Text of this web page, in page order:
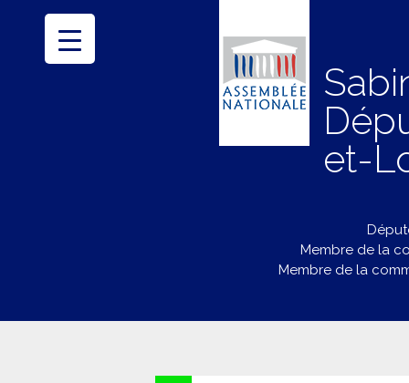
et-
Membre de la
Membre de la